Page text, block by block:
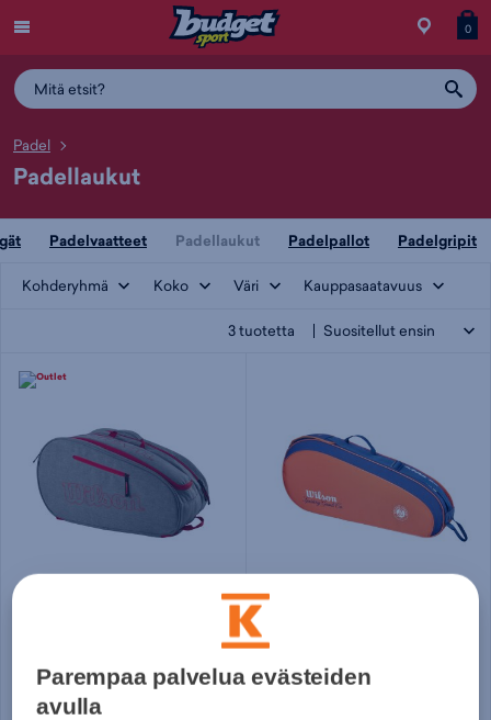
Siirry
0
Padel
Padellaukut
Padelvaatteet Padellaukut Padelpallot Padelgripit
Kohderyhmä Koko Väri Kauppasaatavuus
3tuotetta
Norm. hinta:75€
30pv alin hinta: 35,97€
Wilson
49,95€
Norm. hinta:59,99€
Parempaa palvelua evästeiden
avulla